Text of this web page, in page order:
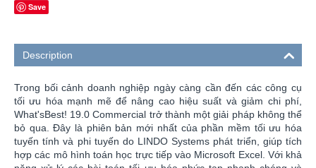
Save
Description
Trong bối cảnh doanh nghiệp ngày càng cần đến các công cụ
tối ưu hóa mạnh mẽ để nâng cao hiệu suất và giảm chi phí,
What'sBest! 19.0 Commercial trở thành một giải pháp không thể
bỏ qua. Đây là phiên bản mới nhất của phần mềm tối ưu hóa
tuyến tính và phi tuyến do LINDO Systems phát triển, giúp tích
hợp các mô hình toán học trực tiếp vào Microsoft Excel. Với khả